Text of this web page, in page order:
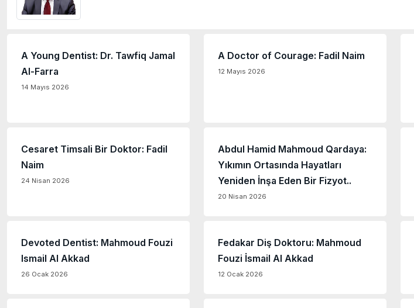
A Young Dentist: Dr. Tawfiq Jamal
Al-Farra
14 Mayıs 2026
A Doctor of Courage: Fadil Naim
12 Mayıs 2026
Cesaret Timsali Bir Doktor: Fadil
Naim
24 Nisan 2026
Abdul Hamid Mahmoud Qardaya:
Yıkımın Ortasında Hayatları
Yeniden İnşa Eden Bir Fizyot..
20 Nisan 2026
Devoted Dentist: Mahmoud Fouzi
Ismail Al Akkad
26 Ocak 2026
Fedakar Diş Doktoru: Mahmoud
Fouzi İsmail Al Akkad
12 Ocak 2026